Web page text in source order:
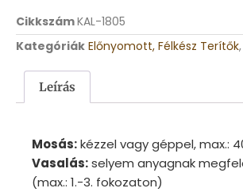
CikkszámKAL-1805
Kategóriák Előnyomott, Félkész Terítők,
Leírás
Mosás:kézzel vagy géppel, max.:
Vasalás:selyem anyagnak
(max.: 1.-3. fokozaton)